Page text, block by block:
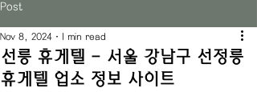
Post
선릉 휴게텔 - 서울 강남구 선정릉
휴게텔 업소 정보 사이트
Nov 8, 2024 1 min read